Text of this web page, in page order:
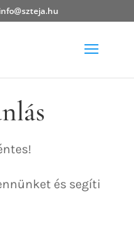
info@szteja.hu
és segíti